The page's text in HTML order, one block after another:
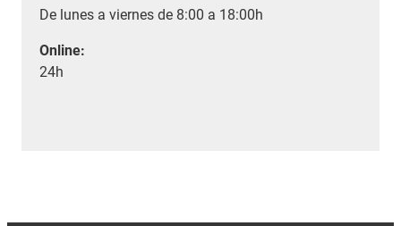
De lunes a viernes de 8:00 a 18:00h
Online:
24h